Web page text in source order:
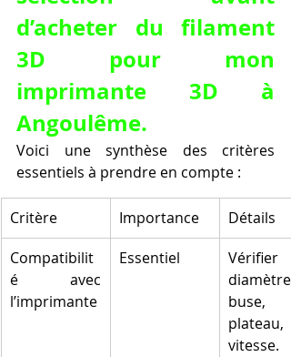
d’acheter du filament
3D pour mon
imprimante 3D à
Angoulême.
Voici une synthèse des critères
essentiels à prendre en compte :
Critère Importance
Détails
Compatibilit
é avec
l’imprimante
Essentiel
Vérifier
diamètre,
buse,
plateau,
vitesse.